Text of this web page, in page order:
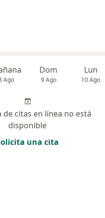
Ago
Dom
9 Ago
Lun
10 Ago
de citas en línea no está
disponible
una cita